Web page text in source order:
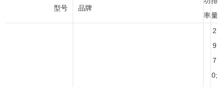
型号 品牌
率量
2
9
7
0;